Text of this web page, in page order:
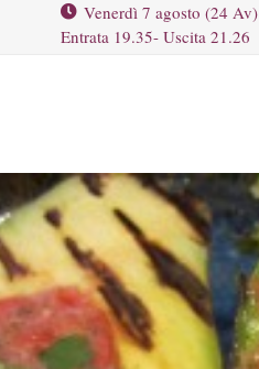
Venerdì 7 agosto (24 Av)
Entrata 19.35- Uscita 21.26